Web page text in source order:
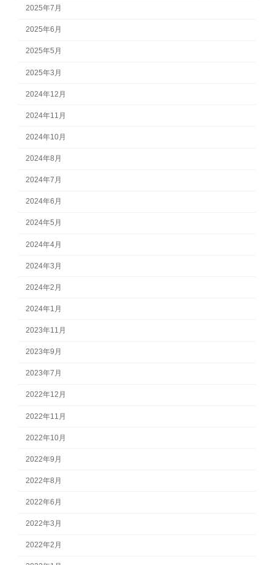
2025年7月
2025年6月
2025年5月
2025年3月
2024年12月
2024年11月
2024年10月
2024年8月
2024年7月
2024年6月
2024年5月
2024年4月
2024年3月
2024年2月
2024年1月
2023年11月
2023年9月
2023年7月
2022年12月
2022年11月
2022年10月
2022年9月
2022年8月
2022年6月
2022年3月
2022年2月